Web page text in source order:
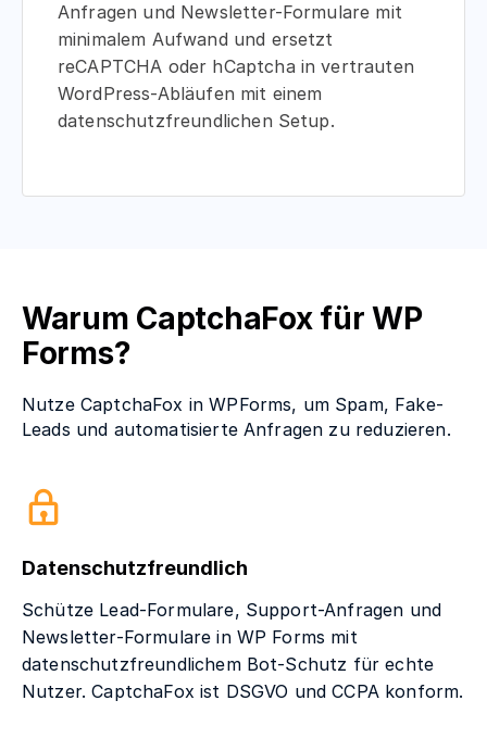
Anfragen und Newsletter-Formulare mit
minimalem Aufwand und ersetzt
reCAPTCHA oder hCaptcha in vertrauten
WordPress-Abläufen mit einem
datenschutzfreundlichen Setup.
Warum CaptchaFox für WP
Forms?
Nutze CaptchaFox in WPForms, um Spam, Fake-
Leads und automatisierte Anfragen zu reduzieren.
Datenschutzfreundlich
Schütze Lead-Formulare, Support-Anfragen und
Newsletter-Formulare in WP Forms mit
datenschutzfreundlichem Bot-Schutz für echte
Nutzer. CaptchaFox ist DSGVO und CCPA konform.